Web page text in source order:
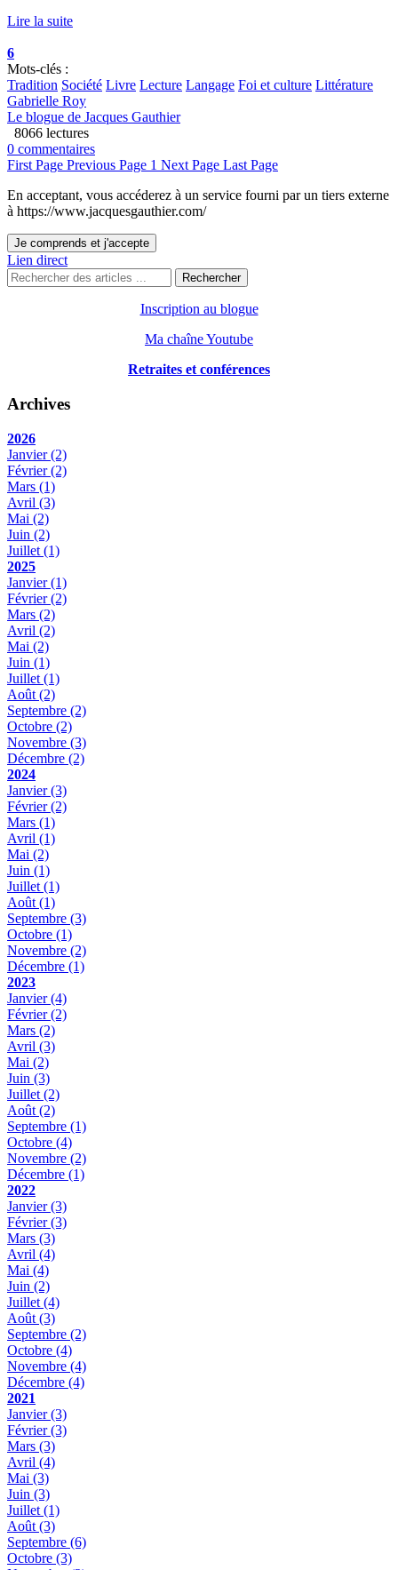
Lire la suite
6
Mots-clés :
Tradition Société Livre Lecture Langage Foi et culture Littérature
Gabrielle Roy
Le blogue de Jacques Gauthier
8066 lectures
0 commentaires
First Page Previous Page 1 Next Page Last Page
En acceptant, vous accéderez à un service fourni par un tiers externe
à https://www.jacquesgauthier.com/
Je comprends et j'accepte
Lien direct
Rechercher
Inscription au blogue
Ma chaîne Youtube
Retraites et conférences
Archives
2026
Janvier(2)
Février(2)
Mars (1)
Avril (3)
Mai (2)
Juin (2)
Juillet (1)
2025
Janvier(1)
Février(2)
Mars (2)
Avril (2)
Mai (2)
Juin (1)
Juillet (1)
Août (2)
Septembre (2)
Octobre (2)
Novembre (3)
Décembre (2)
2024
Janvier(3)
Février(2)
Mars (1)
Avril (1)
Mai (2)
Juin (1)
Juillet (1)
Août (1)
Septembre (3)
Octobre (1)
Novembre (2)
Décembre (1)
2023
Janvier(4)
Février(2)
Mars (2)
Avril (3)
Mai (2)
Juin (3)
Juillet (2)
Août (2)
Septembre (1)
Octobre (4)
Novembre (2)
Décembre (1)
2022
Janvier(3)
Février(3)
Mars (3)
Avril (4)
Mai (4)
Juin (2)
Juillet (4)
Août (3)
Septembre (2)
Octobre (4)
Novembre (4)
Décembre (4)
2021
Janvier(3)
Février(3)
Mars (3)
Avril (4)
Mai (3)
Juin (3)
Juillet (1)
Août (3)
Septembre (6)
Octobre (3)